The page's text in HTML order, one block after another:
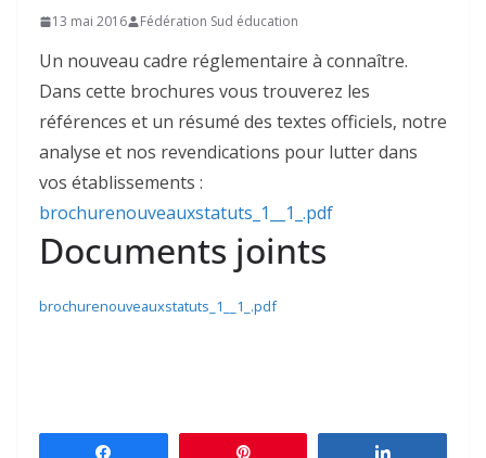
13 mai 2016 Fédération Sud éducation
Un nouveau cadre réglementaire à connaître.
Dans cette brochures vous trouverez les
références et un résumé des textes officiels, notre
analyse et nos revendications pour lutter dans
vos établissements :
brochurenouveauxstatuts_1__1_.pdf
Documents joints
brochurenouveauxstatuts_1__1_.pdf